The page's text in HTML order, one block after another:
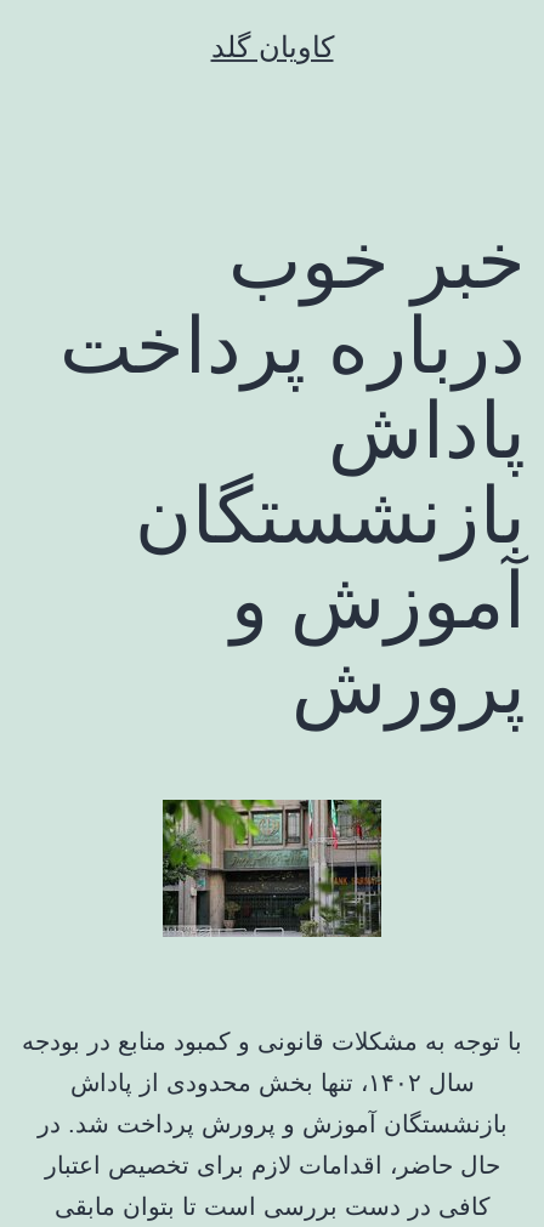
کاویان گلد
خبر خوب
درباره پرداخت
پاداش
بازنشستگان
آموزش و
پرورش
با توجه به مشکلات قانونی و کمبود منابع در بودجه
سال ۱۴۰۲، تنها بخش محدودی از پاداش
بازنشستگان آموزش و پرورش پرداخت شد. در
حال حاضر، اقدامات لازم برای تخصیص اعتبار
کافی در دست بررسی است تا بتوان مابقی